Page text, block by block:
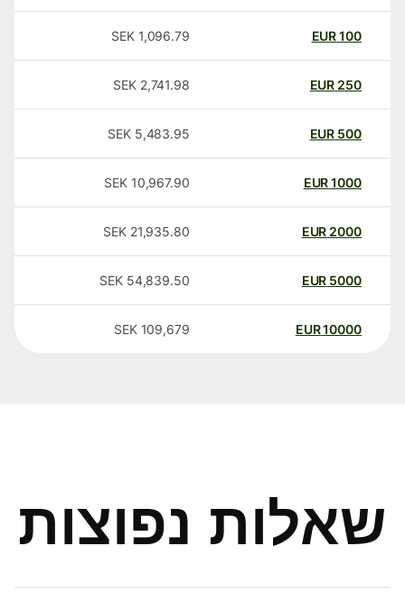
100
EUR
1,096.79
SEK
250
EUR
2,741.98
SEK
500
EUR
5,483.95
SEK
1000
EUR
10,967.90
SEK
2000
EUR
21,935.80
SEK
5000
EUR
54,839.50
SEK
10000
EUR
109,679
SEK
שאלות נפוצות